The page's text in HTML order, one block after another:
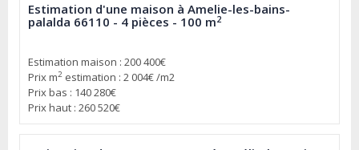
Estimation d'une maison à Amelie-les-bains-
palalda 66110 - 4 pièces - 100 m2
Estimation maison : 200 400€
Prix m2 estimation : 2 004€ /m2
Prix bas : 140 280€
Prix haut : 260 520€